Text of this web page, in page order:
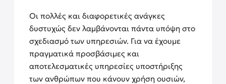
Οι πολλές και διαφορετικές ανάγκες
δυστυχώς δεν λαμβάνονται πάντα υπόψη στο
σχεδιασμό των υπηρεσιών. Για να έχουμε
πραγματικά προσβάσιμες και
αποτελεσματικές υπηρεσίες υποστήριξης
των ανθρώπων που κάνουν χρήση ουσιών,